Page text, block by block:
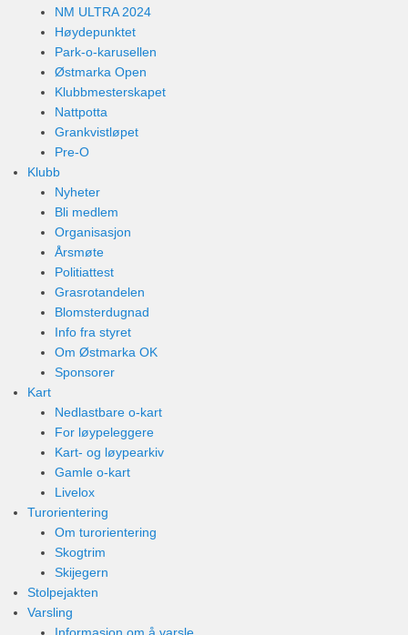
NM ULTRA 2024
Høydepunktet
Park-o-karusellen
Østmarka Open
Klubbmesterskapet
Nattpotta
Grankvistløpet
Pre-O
Klubb
Nyheter
Bli medlem
Organisasjon
Årsmøte
Politiattest
Grasrotandelen
Blomsterdugnad
Info fra styret
Om Østmarka OK
Sponsorer
Kart
Nedlastbare o-kart
For løypeleggere
Kart- og løypearkiv
Gamle o-kart
Livelox
Turorientering
Om turorientering
Skogtrim
Skijegern
Stolpejakten
Varsling